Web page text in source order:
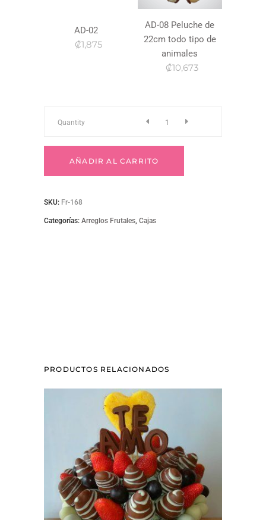
AD-02
₡1,875
AD-08 Peluche de
22cm todo tipo de
animales
₡10,673
Fr-
Quantity
AÑADIR AL CARRITO
SKU: Fr-168
Categorías: Arreglos Frutales Cajas
PRODUCTOS RELACIONADOS